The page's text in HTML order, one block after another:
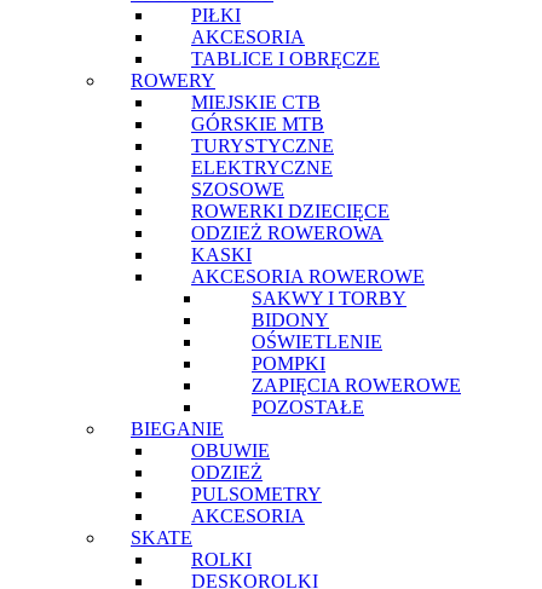
PIŁKI
AKCESORIA
TABLICE I OBRĘCZE
ROWERY
MIEJSKIE CTB
GÓRSKIE MTB
TURYSTYCZNE
ELEKTRYCZNE
SZOSOWE
ROWERKI DZIECIĘCE
ODZIEŻ ROWEROWA
KASKI
AKCESORIA ROWEROWE
SAKWY I TORBY
BIDONY
OŚWIETLENIE
POMPKI
ZAPIĘCIA ROWEROWE
POZOSTAŁE
BIEGANIE
OBUWIE
ODZIEŻ
PULSOMETRY
AKCESORIA
SKATE
ROLKI
DESKOROLKI